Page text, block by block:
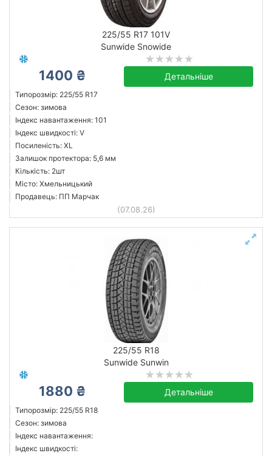
225/55 R17 101V
Sunwide Snowide
1400 ₴ Детальніше
Типорозмір: 225/55 R17
Сезон: зимова
Індекс навантаження: 101
Індекс швидкості: V
Посиленість: XL
Залишок протектора: 5,6 мм
Кількість: 2шт
Місто: Хмельницький
Продавець: ПП Марчак
(07.08.26)
225/55 R18
Sunwide Sunwin
1880 ₴ Детальніше
Типорозмір: 225/55 R18
Сезон: зимова
Індекс навантаження:
Індекс швидкості: